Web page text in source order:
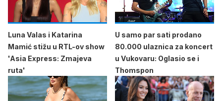
Luna Valas i Katarina
Mamić stižu u RTL-ov show
'Asia Express: Zmajeva
ruta'
U samo par sati prodano
80.000 ulaznica za koncert
u Vukovaru: Oglasio se i
Thomspon